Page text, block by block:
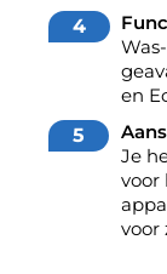
en
Je
voor
voor